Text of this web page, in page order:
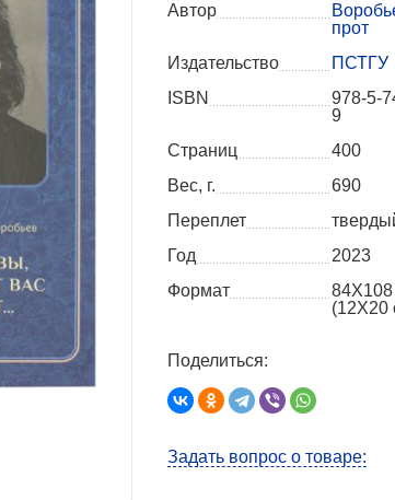
Автор
прот
Издательство
ПСТГУ
ISBN
978-5-
9
Страниц
400
Вес, г.
690
Переплет
Год
2023
Формат
(12Х20
Поделиться:
Задать вопрос о товаре: